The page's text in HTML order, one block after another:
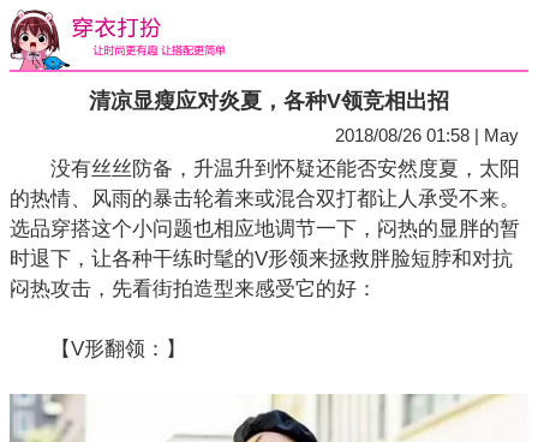
清凉显瘦应对炎夏，各种V领竞相出招
2018/08/26 01:58 | May
没有丝丝防备，升温升到怀疑还能否安然度夏，太阳
的热情、风雨的暴击轮着来或混合双打都让人承受不来。
选品穿搭这个小问题也相应地调节一下，闷热的显胖的暂
时退下，让各种干练时髦的V形领来拯救胖脸短脖和对抗
闷热攻击，先看街拍造型来感受它的好：
【V形翻领：】